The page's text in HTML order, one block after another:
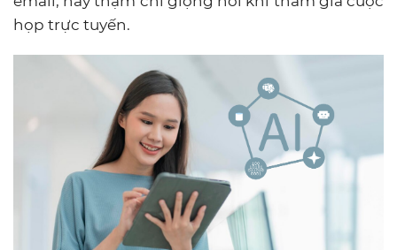
họp trực tuyến.